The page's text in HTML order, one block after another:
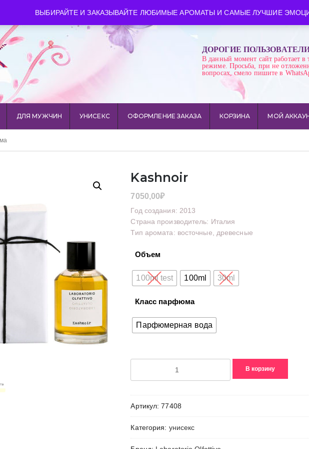
ВЫБИРАЙТЕ И ЗАКАЗЫВАЙТЕ ЛЮБИМЫЕ АРОМАТЫ И САМЫЕ ЛУЧШИЕ
+7 903 544 11 18 г. Москва Время работы: пн-сб 10:00-21:00
ДОРОГИЕ
В данный момент сайт работает в
режиме. Просьба, при не
вопросах, смело пишите в
ДЛЯ МУЖЧИН УНИСЕКС ОФОРМЛЕНИЕ ЗАКАЗА КОРЗИНА МОЙ
Kashnoir
7050,00₽
Год создания: 2013
Страна производитель: Италия
Тип аромата: восточные, древесные
Объем
100ml test 100ml 30ml
Класс парфюма
Парфюмерная вода
В корзину
Артикул:77408
Категория: унисекс